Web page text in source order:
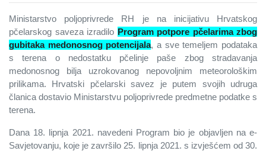
Ministarstvo poljoprivrede RH je na inicijativu Hrvatskog
pčelarskog saveza izradilo Program potpore pčelarima zbog
gubitaka medonosnog potencijala, a sve temeljem podataka
s terena o nedostatku pčelinje paše zbog stradavanja
medonosnog bilja uzrokovanog nepovoljnim meteorološkim
prilikama. Hrvatski pčelarski savez je putem svojih udruga
članica dostavio Ministarstvu poljoprivrede predmetne podatke s
terena.
Dana 18. lipnja 2021. navedeni Program bio je objavljen na e-
Savjetovanju, koje je završilo 25. lipnja 2021. s izvješćem od 30.